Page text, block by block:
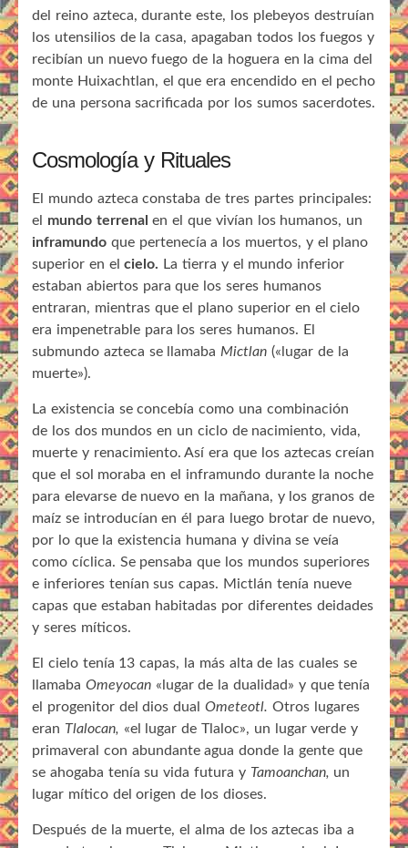
del reino azteca, durante este, los plebeyos destruían
los utensilios de la casa, apagaban todos los fuegos y
recibían un nuevo fuego de la hoguera en la cima del
monte Huixachtlan, el que era encendido en el pecho
de una persona sacrificada por los sumos sacerdotes.
Cosmología y Rituales
El mundo azteca constaba de tres partes principales:
el mundo terrenal en el que vivían los humanos, un
inframundo que pertenecía a los muertos, y el plano
superior en elcielo. La tierra y el mundo inferior
estaban abiertos para que los seres humanos
entraran, mientras que el plano superior en el cielo
era impenetrable para los seres humanos. El
submundo azteca se llamaba Mictlan («lugar de la
muerte»).
La existencia se concebía como una combinación
de los dos mundos en un ciclo de nacimiento, vida,
muerte y renacimiento. Así era que los aztecas creían
que el sol moraba en el inframundo durante la noche
para elevarse de nuevo en la mañana, y los granos de
maíz se introducían en él para luego brotar de nuevo,
por lo que la existencia humana y divina se veía
como cíclica. Se pensaba que los mundos superiores
e inferiores tenían sus capas. Mictlán tenía nueve
capas que estaban habitadas por diferentes deidades
y seres míticos.
El cielo tenía 13 capas, la más alta de las cuales se
llamaba Omeyocan«lugar de la dualidad» y que tenía
el progenitor del dios dualOmeteotl. Otros lugares
eran Tlalocan, «el lugar de Tlaloc», un lugar verde y
primaveral con abundante agua donde la gente que
se ahogaba tenía su vida futura y Tamoanchan, un
lugar mítico del origen de los dioses.
Después de la muerte, el alma de los aztecas iba a